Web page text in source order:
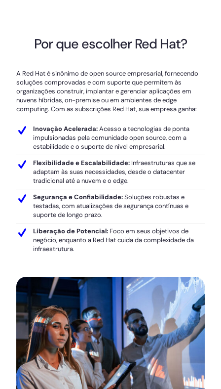
Por que escolher Red Hat?
A Red Hat é sinônimo de open source empresarial, fornecendo
soluções comprovadas e com suporte que permitem às
organizações construir, implantar e gerenciar aplicações em
nuvens híbridas, on-premise ou em ambientes de edge
computing. Com as subscrições Red Hat, sua empresa ganha:
Inovação Acelerada:Acesso a tecnologias de ponta
impulsionadas pela comunidade open source, com a
estabilidade e o suporte de nível empresarial.
Flexibilidade e Escalabilidade: Infraestruturas que se
adaptam às suas necessidades, desde o datacenter
tradicional até a nuvem e o edge.
Segurança e Confiabilidade:Soluções robustas e
testadas, com atualizações de segurança contínuas e
suporte de longo prazo.
Liberação de Potencial: Foco em seus objetivos de
negócio, enquanto a Red Hat cuida da complexidade da
infraestrutura.